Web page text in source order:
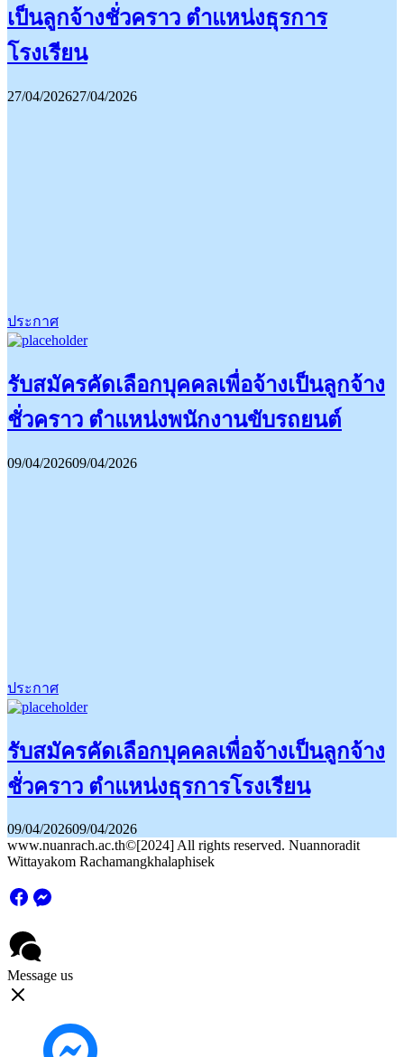
เป็นลูกจ้างชั่วคราว ตำแหน่งธุรการ
โรงเรียน
27/04/202627/04/2026
ประกาศ
รับสมัครคัดเลือกบุคคลเพื่อจ้างเป็นลูกจ้าง
ชั่วคราว ตำแหน่งพนักงานขับรถยนต์
09/04/202609/04/2026
ประกาศ
รับสมัครคัดเลือกบุคคลเพื่อจ้างเป็นลูกจ้าง
ชั่วคราว ตำแหน่งธุรการโรงเรียน
09/04/202609/04/2026
www.nuanrach.ac.th©[2024] All rights reserved. Nuannoradit
Wittayakom Rachamangkhalaphisek
Message us